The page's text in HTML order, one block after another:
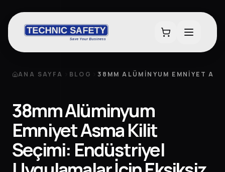
ANA SAYFA BLOG 38MM ALÜMINYUM EMNIYET
38mm Alüminyum
Emniyet Asma Kilit
Seçimi: Endüstriyel